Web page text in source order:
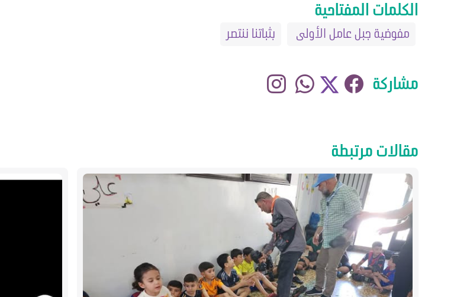
الكلمات المفتاحية
مفوضية جبل عامل الأولى بثباتنا ننتصر
مشاركة
مقالات مرتبطة